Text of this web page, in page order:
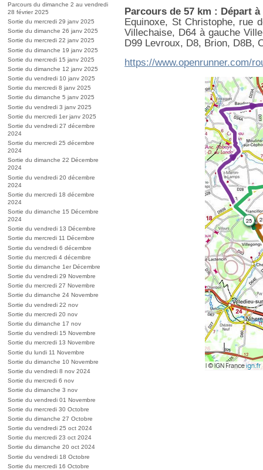
Parcours du dimanche 2 au vendredi
28 février 2025
Sortie du mercredi 29 janv 2025
Sortie du dimanche 26 janv 2025
Sortie du mercredi 22 janv 2025
Sortie du dimanche 19 janv 2025
Sortie du mercredi 15 janv 2025
Sortie du dimanche 12 janv 2025
Sortie du vendredi 10 janv 2025
Sortie du mercredi 8 janv 2025
Sortie du dimanche 5 janv 2025
Sortie du vendredi 3 janv 2025
Sortie du mercredi 1er janv 2025
Sortie du vendredi 27 décembre
2024
Sortie du mercredi 25 décembre
2024
Sortie du dimanche 22 Décembre
2024
Sortie du vendredi 20 décembre
2024
Sortie du mercredi 18 décembre
2024
Sortie du dimanche 15 Décembre
2024
Sortie du vendredi 13 Décembre
Sortie du mercredi 11 Décembre
Sortie du vendredi 6 décembre
Sortie du mercredi 4 décembre
Sortie du dimanche 1er Décembre
Sortie du vendredi 29 Novembre
Sortie du mercredi 27 Novembre
Sortie du dimanche 24 Novembre
Sortie du vendredi 22 nov
Sortie du mercredi 20 nov
Sortie du dimanche 17 nov
Sortie du vendredi 15 Novembre
Sortie du mercredi 13 Novembre
Sortie du lundi 11 Novembre
Sortie du dimanche 10 Novembre
Sortie du vendredi 8 nov 2024
Sortie du mercredi 6 nov
Sortie du dimanche 3 nov
Sortie du vendredi 01 Novembre
Sortie du mercredi 30 Octobre
Sortie du dimanche 27 Octobre
Sortie du vendredi 25 oct 2024
Sortie du mercredi 23 oct 2024
Sortie du dimanche 20 oct 2024
Sortie du vendredi 18 Octobre
Sortie du mercredi 16 Octobre
Parcours de 57 km : Départ
Equinoxe, St Christophe, rue
Villechaise, D64 à gauche
D99 Levroux, D8, Brion, D8B,
https://www.openrunner.com/